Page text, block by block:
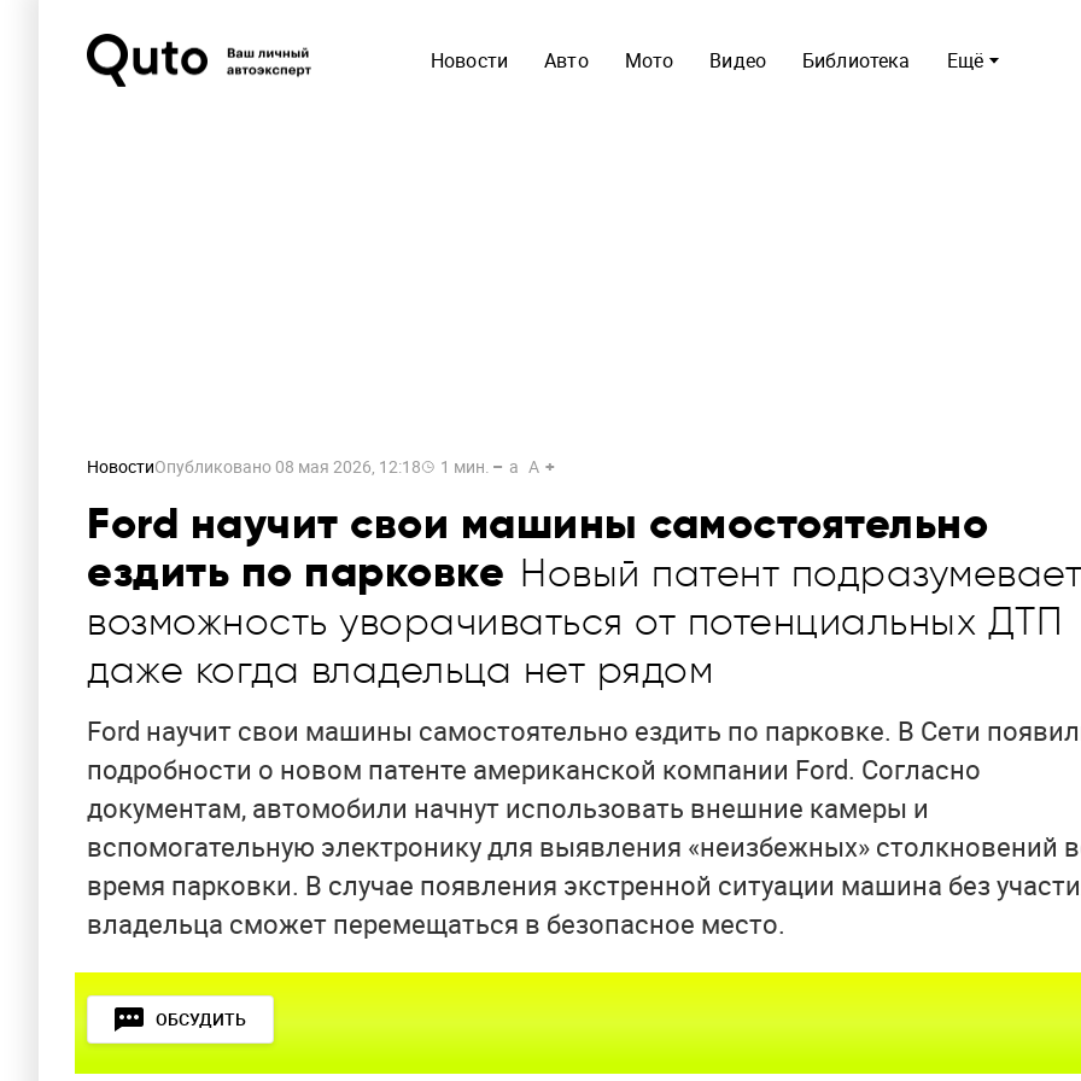
Ещё
Новости Авто Мото Видео Библиотека
НовостиОпубликовано 08 мая 2026, 12:18 1 мин. a A
Ford научит свои машины самостоятельно
ездить по парковке Новый патент подразумевает
возможность уворачиваться от потенциальных ДТП
даже когда владельца нет рядом
Ford научит свои машины самостоятельно ездить по парковке. В Сети
подробности о новом патенте американской компании Ford. Согласно
документам, автомобили начнут использовать внешние камеры и
вспомогательную электронику для выявления «неизбежных» столкновений
время парковки. В случае появления экстренной ситуации машина без
владельца сможет перемещаться в безопасное место.
ОБСУДИТЬ